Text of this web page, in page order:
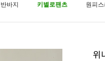
반바지 키별로팬츠 원피
위